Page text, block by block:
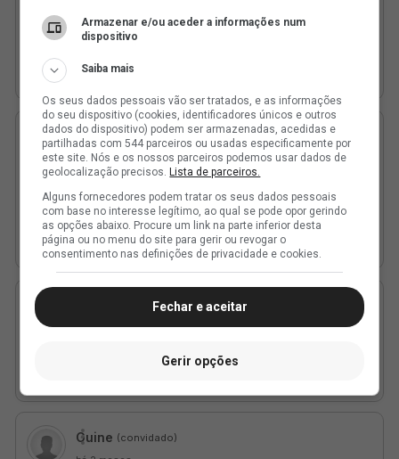
Armazenar e/ou aceder a informações num
dispositivo
Saiba mais
Os seus dados pessoais vão ser tratados, e as informações
do seu dispositivo (cookies, identificadores únicos e outros
dados do dispositivo) podem ser armazenadas, acedidas e
partilhadas com 544 parceiros ou usadas especificamente por
este site. Nós e os nossos parceiros podemos usar dados de
geolocalização precisos. Lista de parceiros.
Alguns fornecedores podem tratar os seus dados pessoais
com base no interesse legítimo, ao qual se pode opor gerindo
as opções abaixo. Procure um link na parte inferior desta
página ou no menu do site para gerir ou revogar o
consentimento nas definições de privacidade e cookies.
Fechar e aceitar
Gerir opções